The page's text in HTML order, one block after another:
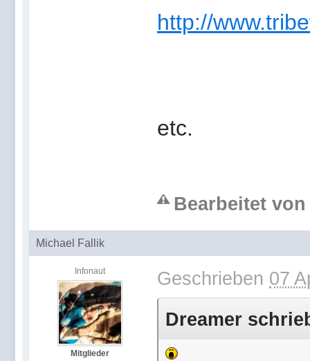
http://
etc.
Bearbeitet von
Michael Fallik
Infonaut
Mitglieder
Geschrieben 07
Dreamer